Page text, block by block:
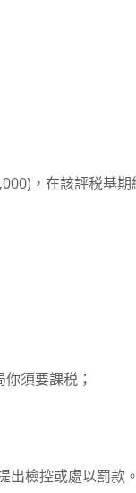
，在該評税基期
須要課税；
出檢控或處以罰款。